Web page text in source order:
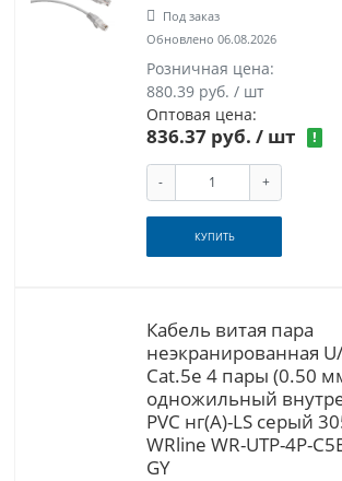
Под заказ
Обновлено 06.08.2026
Розничная цена:
880.39 руб. / шт
Оптовая цена:
836.37 руб. / шт !
- +
КУПИТЬ
Кабель витая пара
неэкранированная
Cat.5e 4 пары (0.50
одножильный
PVC нг(А)-LS серый
WRline WR-UTP-4P-
GY